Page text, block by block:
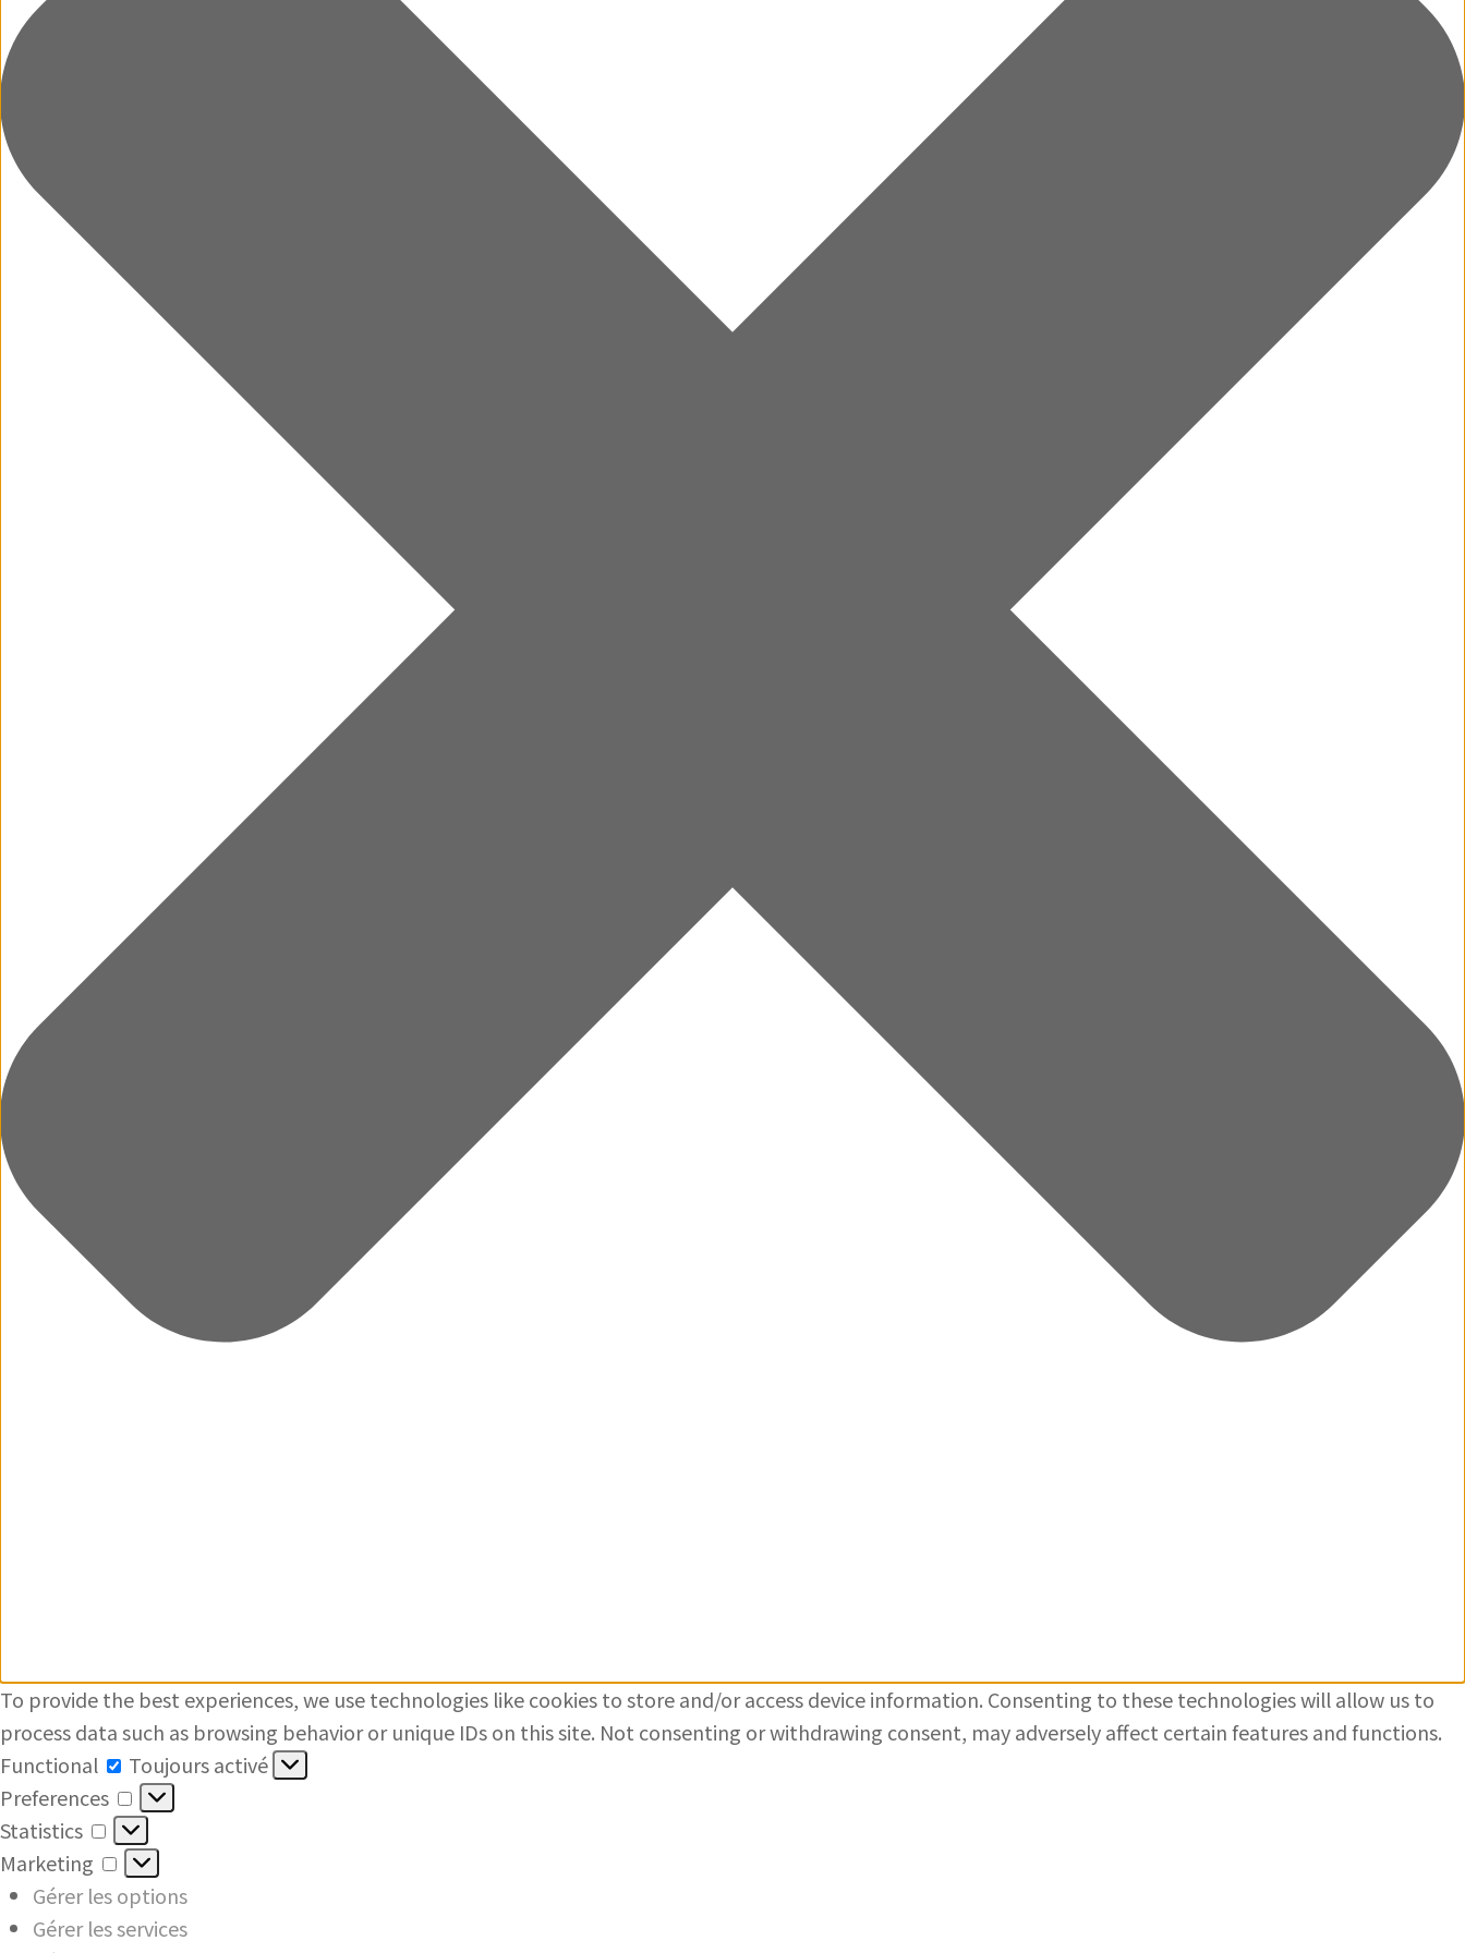
To provide the best experiences, we use technologies like cookies to store and/or access device information. Consenting to these technologies will allow us to
process data such as browsing behavior or unique IDs on this site. Not consenting or withdrawing consent, may adversely affect certain features and functions.
Functional
Functional
Toujours activé
Preferences
Preferences
Statistics
Statistics
Marketing
Marketing
Gérer les options
Gérer les services